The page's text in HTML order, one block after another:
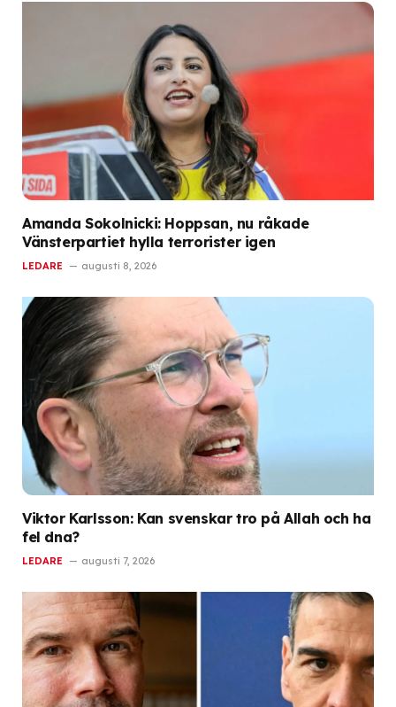
Amanda Sokolnicki: Hoppsan, nu råkade
Vänsterpartiet hylla terrorister igen
LEDARE augusti 8, 2026
Viktor Karlsson: Kan svenskar tro på Allah och ha
fel dna?
LEDARE augusti 7, 2026